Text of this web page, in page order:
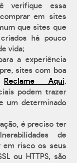
verifique essa
em sites
que sites que
há pouco
vida;
a experiência
sites com boa
Reclame Aqui,
podem trazer
um determinado
é preciso ter
de
em risco os seus
ou HTTPS, são